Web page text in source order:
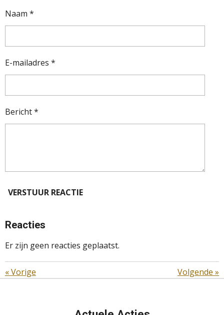
Naam *
E-mailadres *
Bericht *
VERSTUUR REACTIE
Reacties
Er zijn geen reacties geplaatst.
«Vorige Volgende »